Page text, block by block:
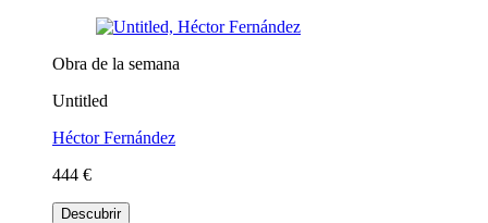
Obra de la semana
Untitled
Héctor Fernández
444 €
Descubrir